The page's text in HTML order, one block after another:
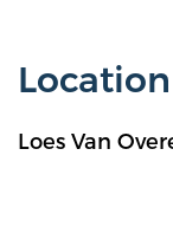
Location
Loes Van